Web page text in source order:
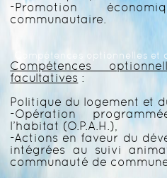
-Promotion
communautaire.
Compétences optionnelles
Compétences
facultatives :
Politique du logement et
-Opération
l’habitat (O.P.A.H.),
-Actions en faveur du
intégrées au suivi
communauté de